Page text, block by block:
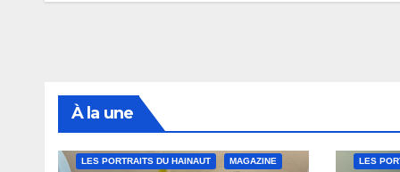
À la une
LES PORTRAITS DU HAINAUT MAGAZINE LES